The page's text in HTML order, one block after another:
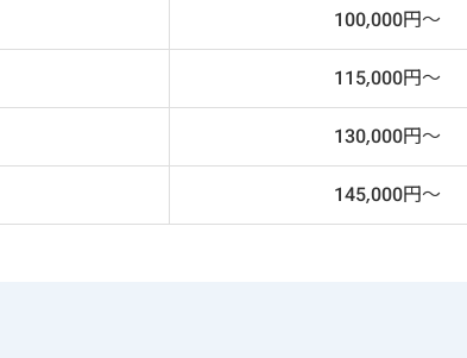
100,000円～
115,000円～
130,000円～
145,000円～